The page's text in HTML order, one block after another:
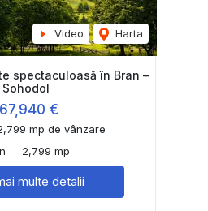
Video Harta
spectaculoasă în Bran –
Sohodol
€
mp de vânzare
2,799 mp
multe detalii